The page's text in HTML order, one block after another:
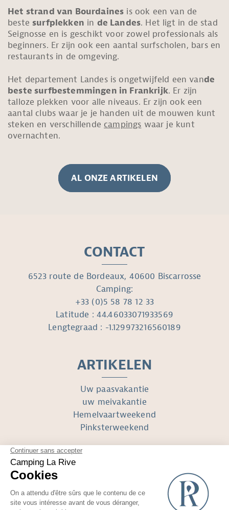
Het strand van Bourdaines is ook een van de
beste surfplekken in de Landes. Het ligt in de stad
Seignosse en is geschikt voor zowel professionals als
beginners. Er zijn ook een aantal surfscholen, bars en
restaurants in de omgeving.
Het departement Landes is ongetwijfeld een vande
beste surfbestemmingen in Frankrijk. Er zijn
talloze plekken voor alle niveaus. Er zijn ook een
aantal clubs waar je je handen uit de mouwen kunt
steken en verschillende campings waar je kunt
overnachten.
AL ONZE ARTIKELEN
CONTACT
6523 route de Bordeaux, 40600 Biscarrosse
Camping:
+33 (0)5 58 78 12 33
Latitude : 44.46033071933569
Lengtegraad : -1.129973216560189
ARTIKELEN
Uw paasvakantie
uw meivakantie
Hemelvaartweekend
Pinksterweekend
VOLG ONS